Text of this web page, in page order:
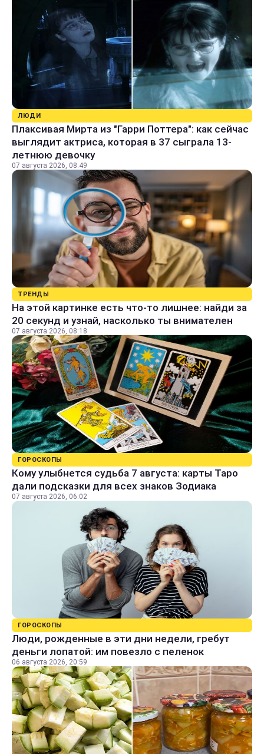
ЛЮДИ
Плаксивая Мирта из "Гарри Поттера": как сейчас
выглядит актриса, которая в 37 сыграла 13-
летнюю девочку
07 августа 2026, 08:49
ТРЕНДЫ
На этой картинке есть что-то лишнее: найди за
20 секунд и узнай, насколько ты внимателен
07 августа 2026, 08:18
ГОРОСКОПЫ
Кому улыбнется судьба 7 августа: карты Таро
дали подсказки для всех знаков Зодиака
07 августа 2026, 06:02
ГОРОСКОПЫ
Люди, рожденные в эти дни недели, гребут
деньги лопатой: им повезло с пеленок
06 августа 2026, 20:59